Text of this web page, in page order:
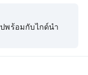
พร้อมกับไกด์นำ
ณ์สถานต่างๆ